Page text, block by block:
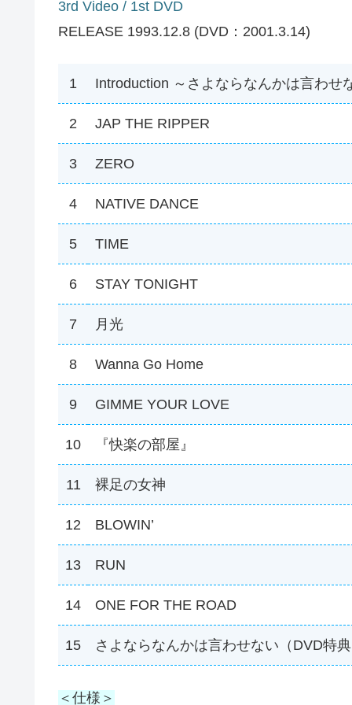
3rd Video / 1st DVD
RELEASE 1993.12.8 (DVD：2001.3.14)
1 Introduction ～さよならなんかは言わせ
2 JAP THE RIPPER
3 ZERO
4 NATIVE DANCE
5 TIME
6 STAY TONIGHT
7 月光
8 Wanna Go Home
9 GIMME YOUR LOVE
10 『快楽の部屋』
11 裸足の女神
12 BLOWIN’
13 RUN
14 ONE FOR THE ROAD
15 さよならなんかは言わせない（DVD特
＜仕様＞